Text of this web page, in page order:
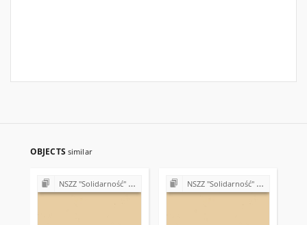
OBJECTS similar
NSZZ "Solidarność" w Państwowym Gospodarstwie Rolnym w Piekoszowie NSZZ "Solidarność" w Państwowym Gospodarstwie Rolnym w Piekoszowie